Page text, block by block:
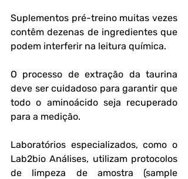
Suplementos pré-treino muitas vezes
contêm dezenas de ingredientes que
podem interferir na leitura química.
O processo de extração da taurina
deve ser cuidadoso para garantir que
todo o aminoácido seja recuperado
para a medição.
Laboratórios especializados, como o
Lab2bio Análises, utilizam protocolos
de limpeza de amostra (sample